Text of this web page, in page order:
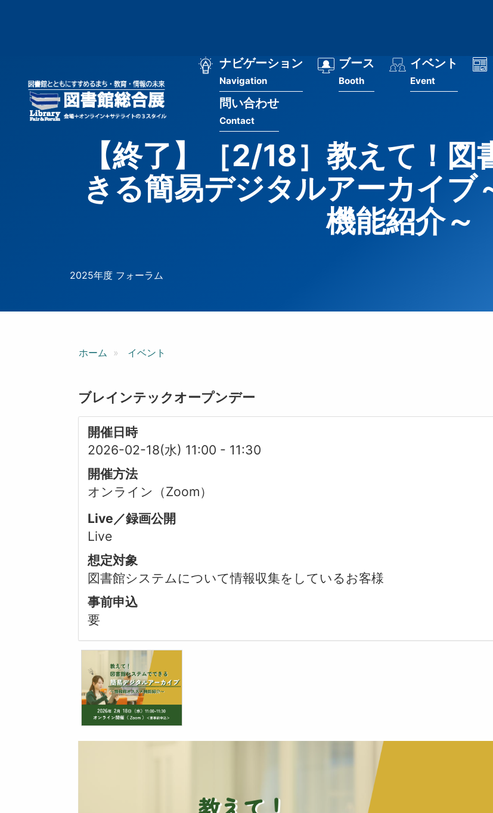
ー
ザ
メ
ゲ
ー
ナビゲーション
Navigation
ブース
Booth
イベント
Event
問い合わせ
Contact
【終了】［2/18］教えて！
きる簡易デジタルアーカイブ
機能紹介～
2025年度 フォーラム
ホーム イベント
ブレインテックオープンデー
開催日時
2026-02-18(水) 11:00 - 11:30
開催方法
オンライン（Zoom）
Live／録画公開
Live
想定対象
図書館システムについて情報収集をしているお客様
事前申込
要